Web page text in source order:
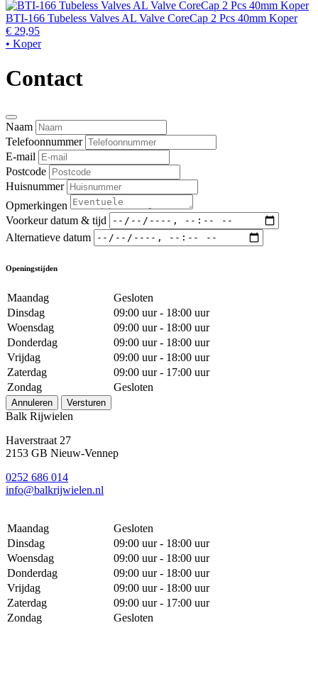
BTI-166 Tubeless Valves AL Valve CoreCap 2 Pcs 40mm Koper
€ 29,95
• Koper
Contact
Naam
Telefoonnummer
E-mail
Postcode
Huisnummer
Opmerkingen
Voorkeur datum & tijd
Alternatieve datum
Openingstijden
Maandag
Gesloten
Dinsdag
09:00 uur - 18:00 uur
Woensdag
09:00 uur - 18:00 uur
Donderdag
09:00 uur - 18:00 uur
Vrijdag
09:00 uur - 18:00 uur
Zaterdag
09:00 uur - 17:00 uur
Zondag
Gesloten
Annuleren Versturen
Balk Rijwielen
Haverstraat 27
2153 GB Nieuw-Vennep
0252 686 014
info@balkrijwielen.nl
Maandag
Gesloten
Dinsdag
09:00 uur - 18:00 uur
Woensdag
09:00 uur - 18:00 uur
Donderdag
09:00 uur - 18:00 uur
Vrijdag
09:00 uur - 18:00 uur
Zaterdag
09:00 uur - 17:00 uur
Zondag
Gesloten